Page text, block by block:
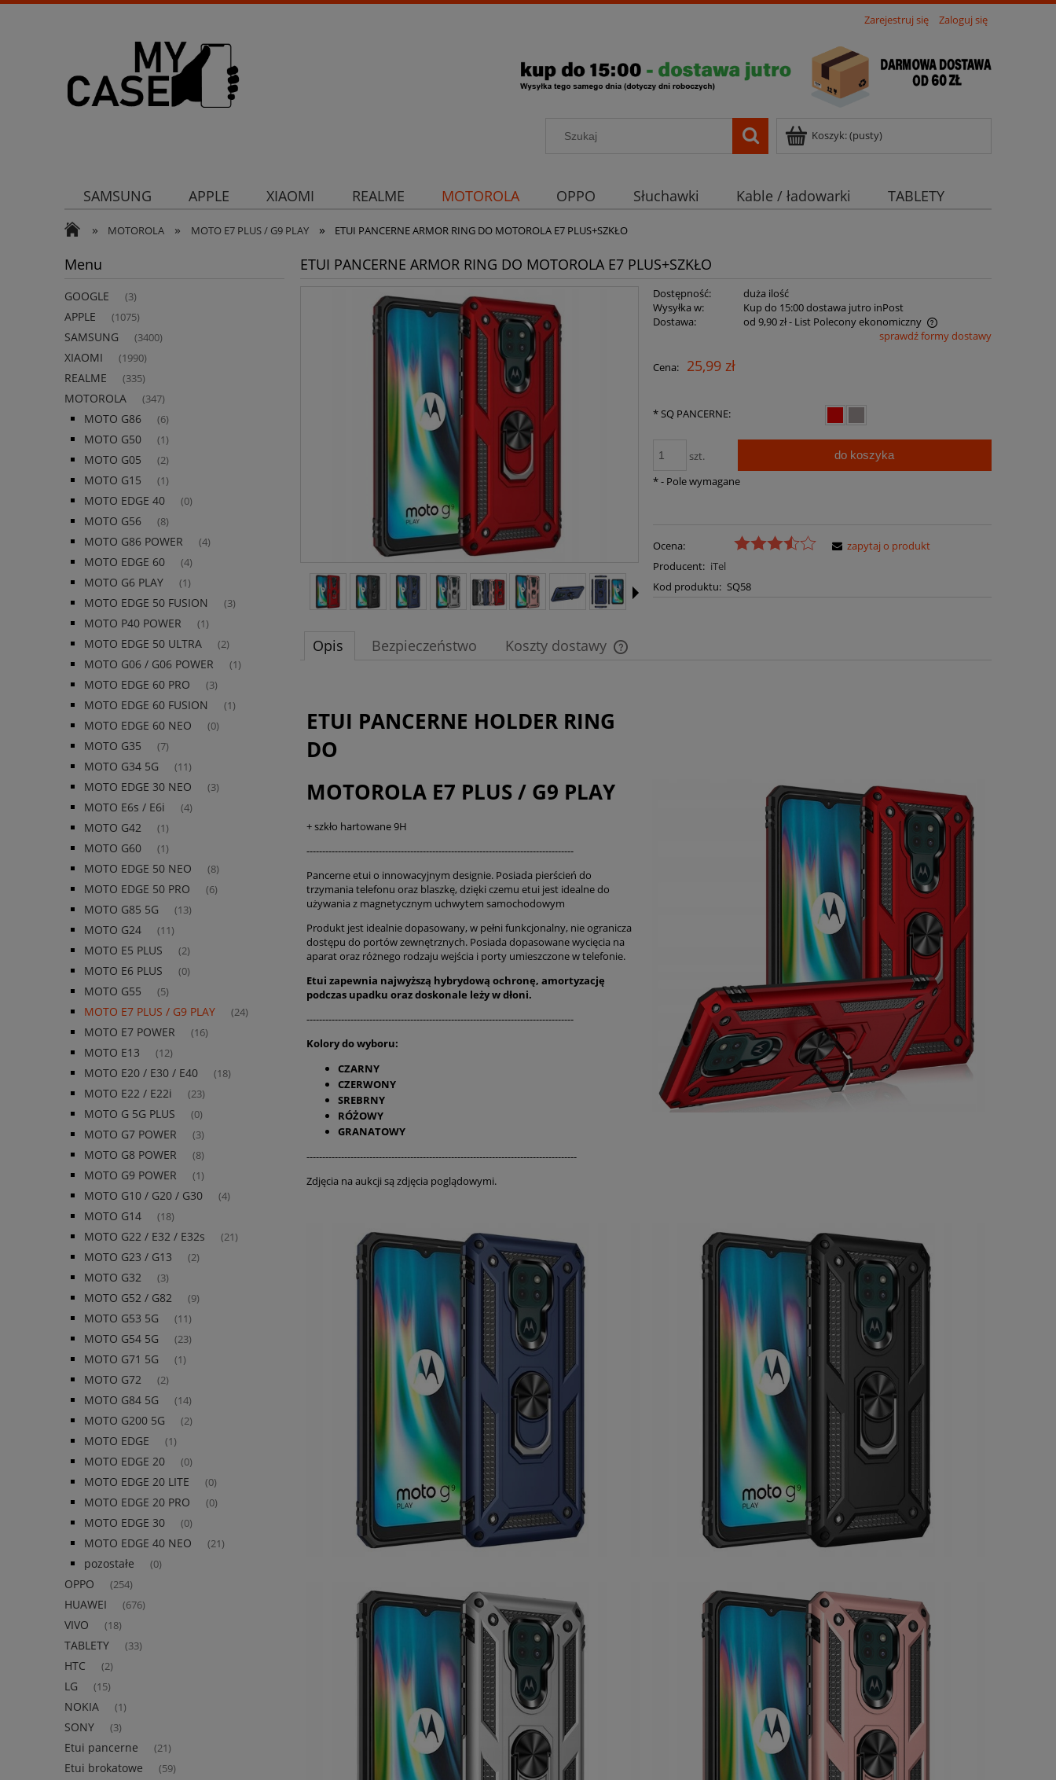
Zarejestruj się Zaloguj się
Koszyk:(pusty)
SAMSUNG APPLE XIAOMI REALME MOTOROLA OPPO Słuchawki Kable / ładowarki
TABLETY
Uchwyty
Ochrona aparatu Ochrona aparatu Strona główna
» MOTOROLA » MOTO E7 PLUS / G9 PLAY » ETUI PANCERNE ARMOR RING DO MOTOROLA E7 PLUS+SZKŁO
Menu
GOOGLE (3)
APPLE (1075)
SAMSUNG (3400)
XIAOMI (1990)
REALME (335)
MOTOROLA (347)
MOTO G86 (6)
MOTO G50 (1)
MOTO G05 (2)
MOTO G15 (1)
MOTO EDGE 40 (0)
MOTO G56 (8)
MOTO G86 POWER (4)
MOTO EDGE 60 (4)
MOTO G6 PLAY (1)
MOTO EDGE 50 FUSION (3)
MOTO P40 POWER (1)
MOTO EDGE 50 ULTRA (2)
MOTO G06 / G06 POWER (1)
MOTO EDGE 60 PRO (3)
MOTO EDGE 60 FUSION (1)
MOTO EDGE 60 NEO (0)
MOTO G35 (7)
MOTO G34 5G (11)
MOTO EDGE 30 NEO (3)
MOTO E6s / E6i (4)
MOTO G42 (1)
MOTO G60 (1)
MOTO EDGE 50 NEO (8)
MOTO EDGE 50 PRO (6)
MOTO G85 5G (13)
MOTO G24 (11)
MOTO E5 PLUS (2)
MOTO E6 PLUS (0)
MOTO G55 (5)
MOTO E7 PLUS / G9 PLAY (24)
MOTO E7 POWER (16)
MOTO E13 (12)
MOTO E20 / E30 / E40 (18)
MOTO E22 / E22i (23)
MOTO G 5G PLUS (0)
MOTO G7 POWER (3)
MOTO G8 POWER (8)
MOTO G9 POWER (1)
MOTO G10 / G20 / G30 (4)
MOTO G14 (18)
MOTO G22 / E32 / E32s (21)
MOTO G23 / G13 (2)
MOTO G32 (3)
MOTO G52 / G82 (9)
MOTO G53 5G (11)
MOTO G54 5G (23)
MOTO G71 5G (1)
MOTO G72 (2)
MOTO G84 5G (14)
MOTO G200 5G (2)
MOTO EDGE (1)
MOTO EDGE 20 (0)
MOTO EDGE 20 LITE (0)
MOTO EDGE 20 PRO (0)
MOTO EDGE 30 (0)
MOTO EDGE 40 NEO (21)
pozostałe (0)
OPPO (254)
HUAWEI (676)
VIVO (18)
TABLETY (33)
HTC (2)
LG (15)
NOKIA (1)
SONY (3)
Etui pancerne (21)
Etui brokatowe (59)
ETUI PANCERNE ARMOR RING DO MOTOROLA E7 PLUS+SZKŁO
Dostępność:
duża ilość
Wysyłka w:
Kup do 15:00 dostawa jutro inPost
Dostawa:
od 9,90 zł- List Polecony ekonomiczny
płatności
sprawdź formy dostawy
Cena: 25,99 zł
*SQ PANCERNE:
szt. do koszyka
*- Pole wymagane
Ocena:
Producent: iTel
Kod produktu: SQ58
zapytaj o produkt
Opis Bezpieczeństwo Koszty dostawy
ETUI PANCERNE HOLDER RING
DO
MOTOROLA E7 PLUS / G9 PLAY
+ szkło hartowane 9H
-------------------------------------------------------------------------------------
Pancerne etui o innowacyjnym designie. Posiada pierścień do
trzymania telefonu oraz blaszkę, dzięki czemu etui jest idealne do
używania z magnetycznym uchwytem samochodowym
Produkt jest idealnie dopasowany, w pełni funkcjonalny, nie ogranicza
dostępu do portów zewnętrznych. Posiada dopasowane wycięcia na
aparat oraz różnego rodzaju wejścia i porty umieszczone w telefonie.
Etui zapewnia najwyższą hybrydową ochronę, amortyzację
podczas upadku orazdoskonale leży w dłoni.
-------------------------------------------------------------------------------------
Kolory do wyboru:
CZARNY
CZERWONY
SREBRNY
RÓŻOWY
GRANATOWY
--------------------------------------------------------------------------------------
Zdjęcia na aukcji są zdjęcia poglądowymi.